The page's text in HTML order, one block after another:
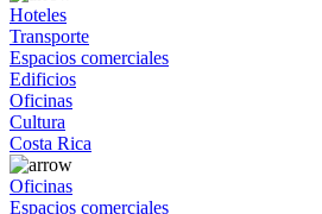
Hoteles
Transporte
Espacios comerciales
Edificios
Oficinas
Cultura
Costa Rica
Oficinas
Espacios comerciales